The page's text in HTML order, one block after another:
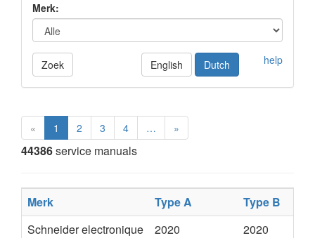
Merk:
Zoek help
English Dutch
« 1 2 3 4 … »
44386service manuals
Merk Type A
Type B
Schneider electronique
2020
2020